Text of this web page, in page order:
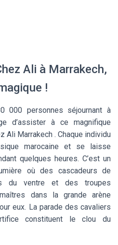
Ali à Marrakech,
!
000 personnes séjournant à
d’assister à ce magnifique
Ali Marrakech . Chaque individu
marocaine et se laisse
quelques heures. C’est un
où des cascadeurs de
du ventre et des troupes
dans la grande arène
eux. La parade des cavaliers
constituent le clou du